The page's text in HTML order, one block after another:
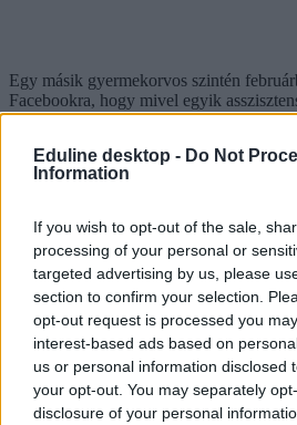
Eduline desktop - Do Not
Information
If you wish to opt-out of the sale,
processing of your personal or
targeted advertising by us, please
section to confirm your selection.
opt-out request is processed you
interest-based ads based on
us or personal information disclosed
your opt-out. You may separately
disclosure of your personal
Egy másik gyermekorvos szintén
Facebookra, hogy mivel egyik
dolgozni, és eddig sem tudták tartani a
kategóriába kerül. A szülőket arra kérte,
tünetmentességről szóló szülői
hitelesíteni” – tette hozzá.
A szülő sorolja a tüneteket, az orvos
A szülői nyilatkozat valójában csupán
százszámra kiállított orvosi
aláírás és pecsét. Az igazolások egy
gyerekekről kell kiállítaniuk az
– például egy erős menstruációs görcs
miatt be sem vittek a rendelőbe a szülők,
személyesen, telefonon vagy e-mailben